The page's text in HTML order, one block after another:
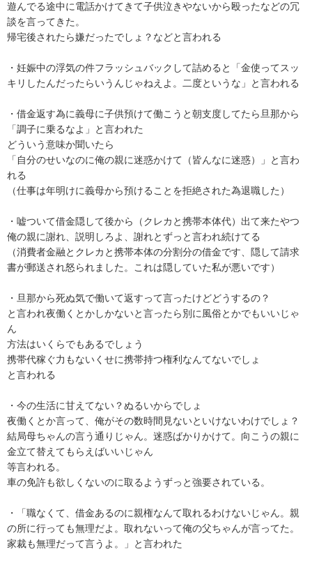
遊んでる途中に電話かけてきて子供泣きやないから殴ったなどの冗
談を言ってきた。
帰宅後されたら嫌だったでしょ？などと言われる
・妊娠中の浮気の件フラッシュバックして詰めると「金使ってスッ
キリしたんだったらいうんじゃねえよ。二度というな」と言われる
・借金返す為に義母に子供預けて働こうと朝支度してたら旦那から
「調子に乗るなよ」と言われた
どういう意味か聞いたら
「自分のせいなのに俺の親に迷惑かけて（皆んなに迷惑）」と言わ
れる
（仕事は年明けに義母から預けることを拒絶された為退職した）
・嘘ついて借金隠して後から（クレカと携帯本体代）出て来たやつ
俺の親に謝れ、説明しろよ、謝れとずっと言われ続けてる
（消費者金融とクレカと携帯本体の分割分の借金です、隠して請求
書が郵送され怒られました。これは隠していた私が悪いです）
・旦那から死ぬ気で働いて返すって言ったけどどうするの？
と言われ夜働くとかしかないと言ったら別に風俗とかでもいいじゃ
ん
方法はいくらでもあるでしょう
携帯代稼ぐ力もないくせに携帯持つ権利なんてないでしょ
と言われる
・今の生活に甘えてない？ぬるいからでしょ
夜働くとか言って、俺がその数時間見ないといけないわけでしょ？
結局母ちゃんの言う通りじゃん。迷惑ばかりかけて。向こうの親に
金立て替えてもらえばいいじゃん
等言われる。
車の免許も欲しくないのに取るようずっと強要されている。
・「職なくて、借金あるのに親権なんて取れるわけないじゃん。親
の所に行っても無理だよ。取れないって俺の父ちゃんが言ってた。
家裁も無理だって言うよ。」と言われた